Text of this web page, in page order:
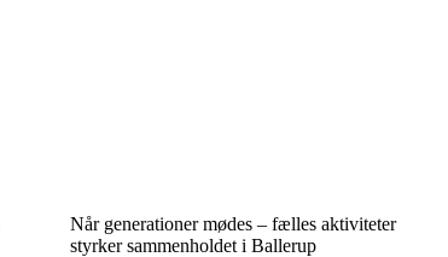
Når generationer mødes – fælles aktiviteter
styrker sammenholdet i Ballerup